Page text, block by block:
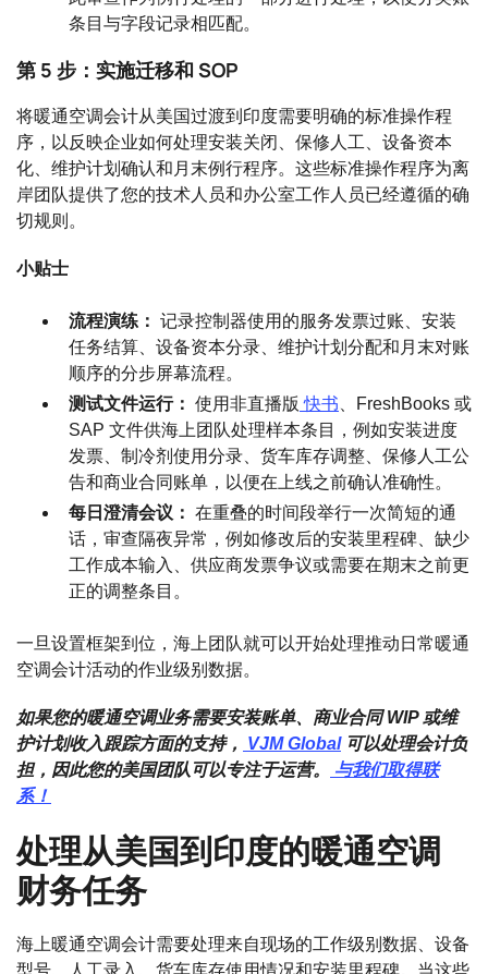
条目与字段记录相匹配。
第 5 步：实施迁移和 SOP
将暖通空调会计从美国过渡到印度需要明确的标准操作程
序，以反映企业如何处理安装关闭、保修人工、设备资本
化、维护计划确认和月末例行程序。这些标准操作程序为离
岸团队提供了您的技术人员和办公室工作人员已经遵循的确
切规则。
小贴士
流程演练： 记录控制器使用的服务发票过账、安装
任务结算、设备资本分录、维护计划分配和月末对账
顺序的分步屏幕流程。
测试文件运行： 使用非直播版 快书 、FreshBooks 或
SAP 文件供海上团队处理样本条目，例如安装进度
发票、制冷剂使用分录、货车库存调整、保修人工公
告和商业合同账单，以便在上线之前确认准确性。
每日澄清会议： 在重叠的时间段举行一次简短的通
话，审查隔夜异常，例如修改后的安装里程碑、缺少
工作成本输入、供应商发票争议或需要在期末之前更
正的调整条目。
一旦设置框架到位，海上团队就可以开始处理推动日常暖通
空调会计活动的作业级别数据。
如果您的暖通空调业务需要安装账单、商业合同 WIP 或维
护计划收入跟踪方面的支持，
VJM Global可以处理会计负
担，因此您的美国团队可以专注于运营。
与我们取得联
系！
处理从美国到印度的暖通空调
财务任务
海上暖通空调会计需要处理来自现场的工作级别数据、设备
型号、人工录入、货车库存使用情况和安装里程碑。当这些